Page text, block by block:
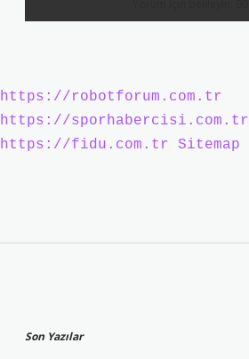
https://robotforum.com.tr
https://sporhabercisi.com.tr
https://fidu.com.tr
Sitemap
Son Yazılar